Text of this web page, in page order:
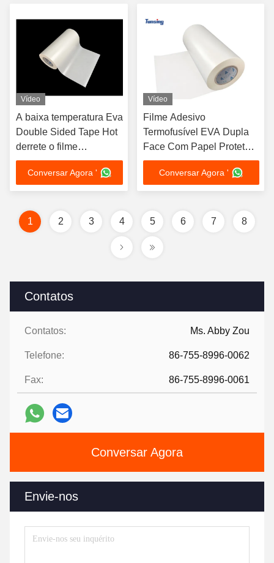
Contatos
Contatos: Ms. Abby Zou
Telefone: 86-755-8996-0062
Fax: 86-755-8996-0061
Conversar Agora
Envie-nos
Vídeo
A baixa temperatura Eva
Double Sided Tape Hot
derrete o filme
esparadrapo para a
folha de alumínio
Conversar Agora '
Vídeo
Filme Adesivo
Termofusível EVA Dupla
Face Com Papel Protetor
Largura 500mm Filme
Adesivo Termofusível Para
Colagem de Metal
Conversar Agora '
1 2 3 4 5 6 7 8